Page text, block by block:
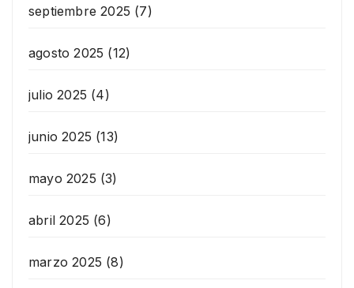
septiembre 2025 (7)
agosto 2025 (12)
julio 2025 (4)
junio 2025 (13)
mayo 2025 (3)
abril 2025 (6)
marzo 2025 (8)